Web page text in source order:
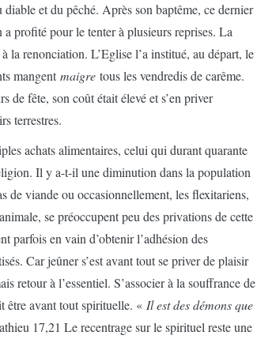
et du pêché. Après son baptême, ce dernier
profité pour le tenter à plusieurs reprises. La
la renonciation. L’Eglise l’a institué, au départ, le
mangentmaigre tous les vendredis de carême.
de fête, son coût était élevé et s’en priver
terrestres.
achats alimentaires, celui qui durant quarante
Il y a-t-il une diminution dans la population
de viande ou occasionnellement, les flexitariens,
se préoccupent peu des privations de cette
parfois en vain d’obtenir l’adhésion des
Car jeûner s’est avant tout se priver de plaisir
retour à l’essentiel. S’associer à la souffrance de
être avant tout spirituelle. « Il est des démons que
17,21 Le recentrage sur le spirituel reste une